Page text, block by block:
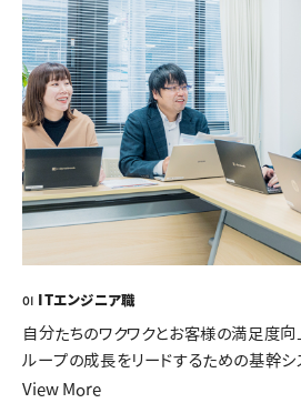
01 ITエンジニア職
自分たちのワクワクとお客様の満足度
ループの成長をリードするための基幹シ
View More